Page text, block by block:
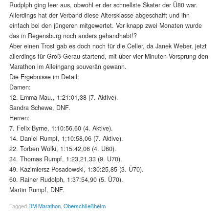
Rudplph ging leer aus, obwohl er der schnellste Skater der Ü80 war.
Allerdings hat der Verband diese Altersklasse abgeschafft und ihn
einfach bei den jüngeren mitgewertet. Vor knapp zwei Monaten wurde
das in Regensburg noch anders gehandhabt!?
Aber einen Trost gab es doch noch für die Celler, da Janek Weber, jetzt
allerdings für Groß-Gerau startend, mit über vier Minuten Vorsprung den
Marathon im Alleingang souverän gewann.
Die Ergebnisse im Detail:
Damen:
12. Emma Mau., 1:21:01,38 (7. Aktive).
Sandra Schewe, DNF.
Herren:
7. Felix Byrne, 1:10:56,60 (4. Aktive).
14. Daniel Rumpf, 1;10:58,06 (7. Aktive).
22. Torben Wölki, 1:15:42,06 (4. U60).
34. Thomas Rumpf, 1:23,21,33 (9. U70).
49. Kazimiersz Posadowski, 1:30:25,85 (3. Ü70).
60. Rainer Rudolph, 1:37:54,90 (5. Ü70).
Martin Rumpf, DNF.
Tagged DM Marathon, Oberschließheim